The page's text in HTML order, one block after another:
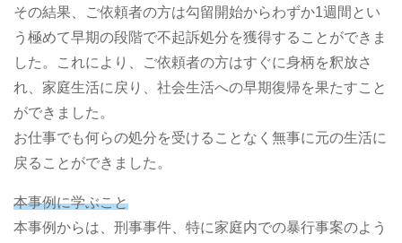
その結果、ご依頼者の方は勾留開始からわずか1週間とい
う極めて早期の段階で不起訴処分を獲得することができま
した。これにより、ご依頼者の方はすぐに身柄を釈放さ
れ、家庭生活に戻り、社会生活への早期復帰を果たすこと
ができました。
お仕事でも何らの処分を受けることなく無事に元の生活に
戻ることができました。
本事例に学ぶこと
本事例からは、刑事事件、特に家庭内での暴行事案のよう